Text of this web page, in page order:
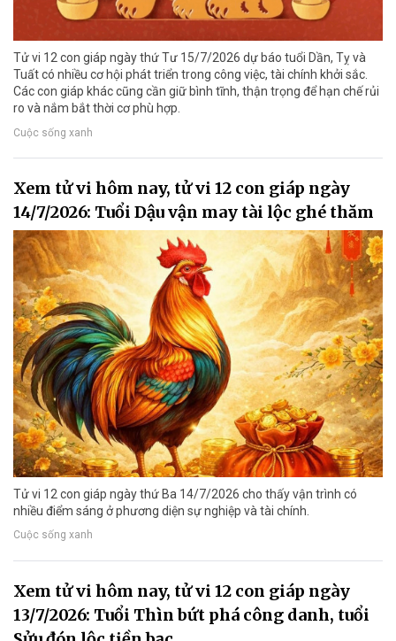
Tử vi 12 con giáp ngày thứ Tư 15/7/2026 dự báo tuổi Dần, Tỵ và
Tuất có nhiều cơ hội phát triển trong công việc, tài chính khởi sắc.
Các con giáp khác cũng cần giữ bình tĩnh, thận trọng để hạn chế rủi
ro và nắm bắt thời cơ phù hợp.
Cuộc sống xanh
Xem tử vi hôm nay, tử vi 12 con giáp ngày
14/7/2026: Tuổi Dậu vận may tài lộc ghé thăm
Tử vi 12 con giáp ngày thứ Ba 14/7/2026 cho thấy vận trình có
nhiều điểm sáng ở phương diện sự nghiệp và tài chính.
Cuộc sống xanh
Xem tử vi hôm nay, tử vi 12 con giáp ngày
13/7/2026: Tuổi Thìn bứt phá công danh, tuổi